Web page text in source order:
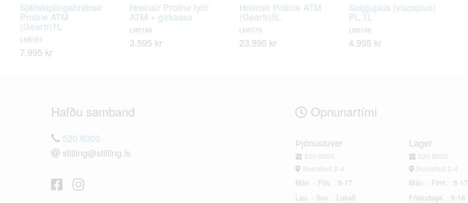
Sjálfskiptingahreinsir
Proline ATM
(Geartr)1L
LM5101
7.995 kr
Hreinsir Proline fyrir
ATM + gírkassa
LM5188
3.595 kr
Hreinsir Proline ATM
(Geartr)5L
LM5179
23.995 kr
Seigjuplús (viscoplus)
PL.1L
LM5196
4.995 kr
Hafðu samband
520 8000
stilling@stilling.is
Opnunartími
Þjónustuver
520 8000
Þorraholt 2-4
Mán. - Fös. : 8-17
Lau. - Sun. : Lokað
Lager
520 8000
Þorraholt 2-4
Mán. - Fimt. : 8-17
Föstudaga. : 8-16